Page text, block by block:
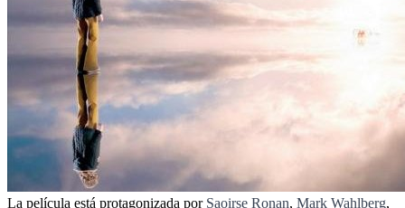
La película está protagonizada por Saoirse Ronan, Mark Wahlberg,